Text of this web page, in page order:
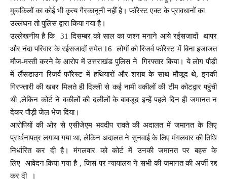
मुव्वकिलों का कोई भी कृत्य गैरकानूनी नहीं है। फॉरेस्ट एक्ट के प्रावधानों का
उल्लंघन तो पुलिस द्वारा किया गया है।
उल्लेखनीय है कि 31 दिसम्बर को साल का जश्न मनाने आये रईसजादों थापर
और नंदा परिवार के रईसजादों समेत 16 लोगों को रिजर्व फॉरेस्ट में बिना इजाजत
मौज-मस्ती करने के आरोप में उत्तराखंड पुलिस ने गिरफ्तार किया। ये लोग पौड़ी
में लैंसडाउन रिजर्व फॉरेस्ट में हथियारों और शराब के साथ मौजूद थे, इनकी
गिरफ्तारी की खबर मिलते ही दिल्ली से कई नामी वकीलों की टीम कोटद्वार पहुंची
थी ,लेकिन कोर्ट ने वकीलों की दलीलों के बावजूद इन्हें पहले दिन ही जमानत न
देकर पौड़ी जेल भेज दिया।
आरोपियों की ओर से एसीजेएम भवदीप रावते की अदालत में जमानत के लिए
प्रार्थनापत्र लगाया गया था, लेकिन अदालत ने सुनवाई के लिए मंगलवार की तिथि
निर्धारित कर दी है। मंगलवार को कोर्ट में उनकी जमानत पर बहस के
लिए आवेदन किया गया है , जिस पर न्यायालय ने सभी की जमानत की अर्जी रद्द
कर दी ।